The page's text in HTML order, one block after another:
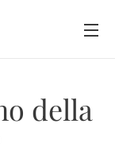
della